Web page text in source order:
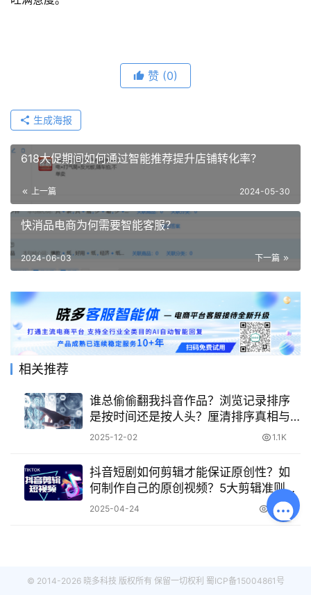
赞 (0)
生成海报
618大促期间如何通过智能推荐提升店铺转化率？
上一篇 2024-05-30
快消品电商为何需要智能客服？
下一篇
2024-06-03
相关推荐
谁总偷偷翻我抖音作品？浏览记录排序
是按时间还是按人头？厘清排序真相与7
天查看限制，掌握提升互动与数据可见
2025-12-02 1.1K
抖音短剧如何剪辑才能保证原创性？如
何制作自己的原创视频？5大剪辑准则你
了解吗？
2025-04-24 2.8K
© 2014-2026 晓多科技 版权所有 保留一切权利 蜀ICP备15004861号